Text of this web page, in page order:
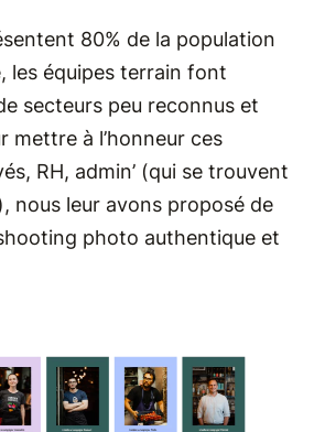
80% de la population
les équipes terrain font
secteurs peu reconnus et
mettre à l’honneur ces
RH, admin’ (qui se trouvent
nous leur avons proposé de
photo authentique et